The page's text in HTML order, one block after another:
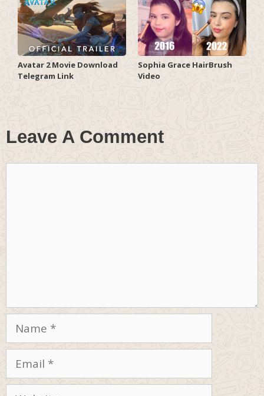
Avatar 2 Movie Download
Telegram Link
Sophia Grace HairBrush
Video
Leave A Comment
Name
Email
Website